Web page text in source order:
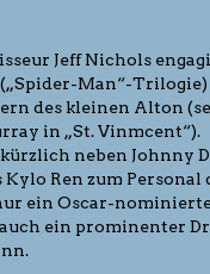
Jeff Nichols
Man“-
des kleinen Alton
in „St. Vinmcent“).
neben Johnny
Ren zum Personal
ein Oscar-
ein prominenter